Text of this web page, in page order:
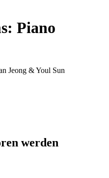
Piano
Jeong & Youl Sun
werden